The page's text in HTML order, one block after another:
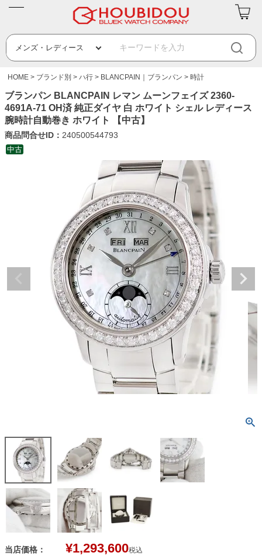
HOME ブランド別 ハ行 BLANCPAIN｜ブランパン 時計
ブランパン BLANCPAIN レマン ムーンフェイズ 2360-
4691A-71 OH済 純正ダイヤ 白 ホワイト シェル レディース
腕時計自動巻き ホワイト 【中古】
商品問合せID： 240500544793
中古
当店価格： ¥1,293,600税込